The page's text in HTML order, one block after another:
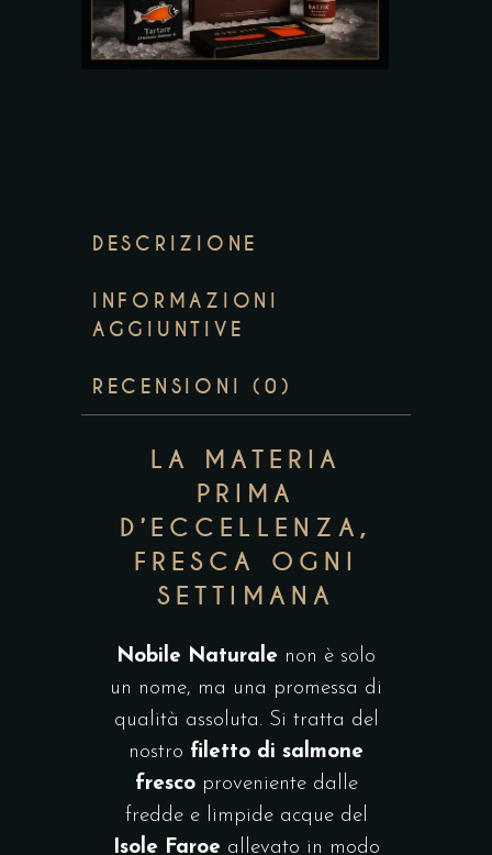
DESCRIZIONE
INFORMAZIONI
AGGIUNTIVE
RECENSIONI (0)
LA MATERIA
PRIMA
D’ECCELLENZA,
FRESCA OGNI
SETTIMANA
Nobile Naturale non è solo
un nome, ma una promessa di
qualità assoluta. Si tratta del
nostro filetto di salmone
frescoproveniente dalle
fredde e limpide acque del
Isole Faroe allevato in modo